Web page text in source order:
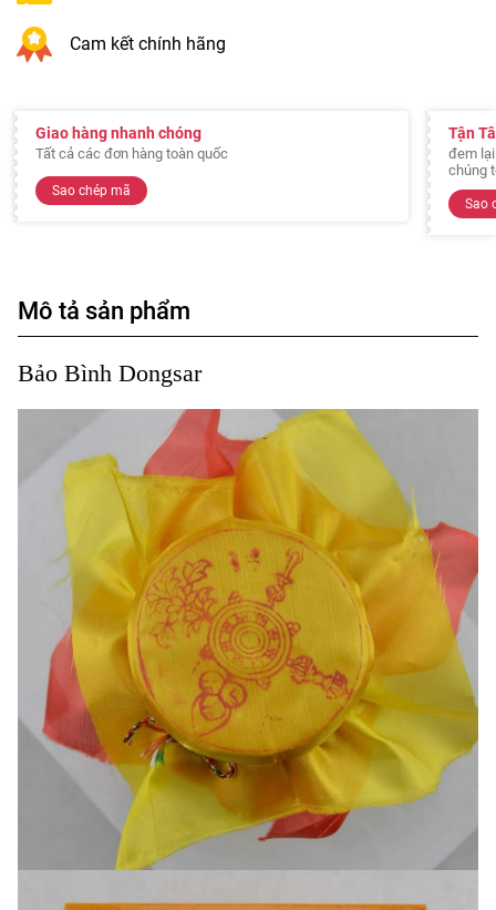
Cam kết chính hãng
Giao hàng nhanh chóng
Tất cả các đơn hàng toàn quốc
Sao chép mã
Tận
đem
chúng
Sao
Mô tả sản phẩm
Bảo Bình Dongsar